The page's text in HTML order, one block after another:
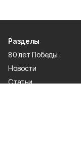
Разделы
80 лет Победы
Новости
Статьи